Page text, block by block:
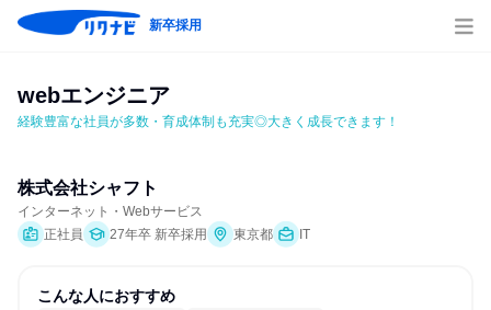
新卒採用
webエンジニア
経験豊富な社員が多数・育成体制も充実◎大きく成長できます！
株式会社シャフト
インターネット・Webサービス
正社員
27年卒 新卒採用 東京都 IT
こんな人におすすめ